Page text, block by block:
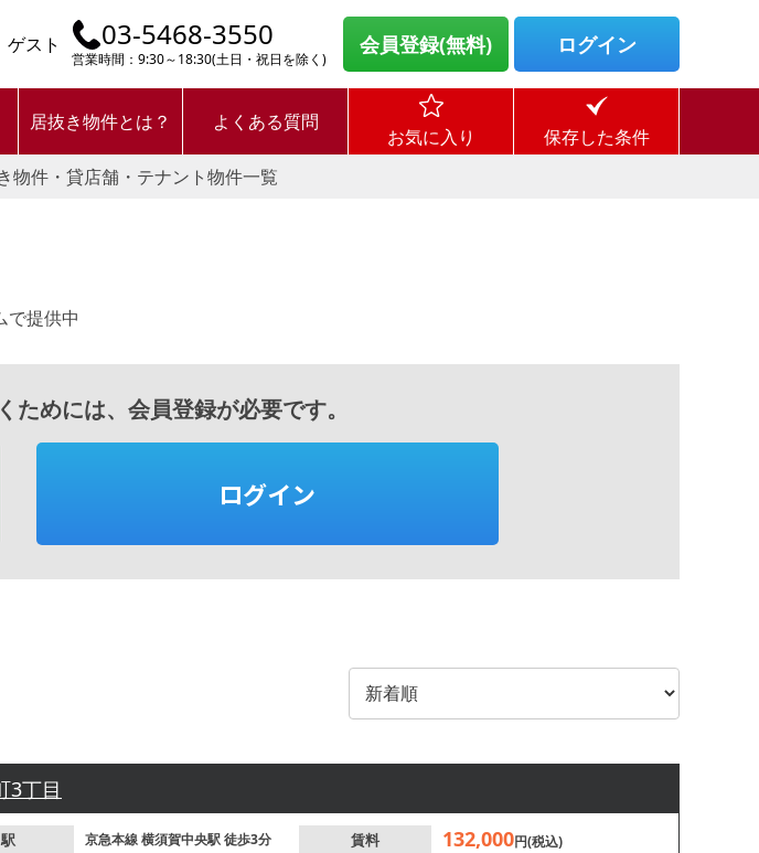
ゲスト 03-5468-3550
営業時間：9:30～18:30(土日・祝日を除く)
会員登録(無料) ログイン
居抜き物件とは？ よくある質問
お気に入り
保存した条件
物件・貸店舗・テナント物件一覧
で提供中
めには、会員登録が必要です。
ログイン
3丁目
駅 京急本線横須賀中央駅徒歩3分 賃料 132,000円(税込)